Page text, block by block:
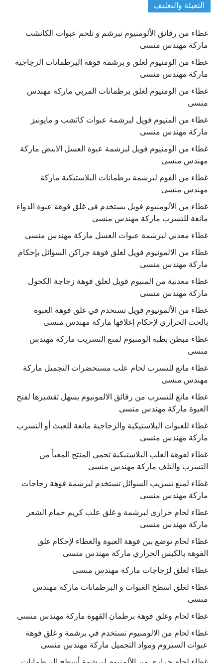
التعبئة والتغليف
غطاء من رقائق الألومنيوم تبرشم و تلحم عبوات الكاتشب
ماركة مهندس منسى
غطاء من الومنيوم لغلق و برشمة فوهة البرطمانات الزجاجية
ماركة مهندس منسى
غطاء من الومنيوم لغلق برطمانات المربي ماركة مهندس
منسى
غطاء من المنيوم فويل لبرشمة عبوات كاتشب و مايونيز
ماركة مهندس منسى
غطاء من الومنيوم فويل لبرشمة عبوة العسل الابيض ماركة
مهندس منسى
غطاء من الفوم لبرشمة برطمانات البلاستيكية ماركة
مهندس منسى
غطاء من الألومنيوم فويل يستخدم في غلق فوهة عبوة الدواء
مانعة للتسرب ماركة مهندس منسى
غطاء معدني لبرشمة عبوات العسل ماركة مهندس منسى
غطاء من الالمونيوم فويل لغلق فوهة جراكن السوائل بإحكام
ماركة مهندس منسى
غطاء معدنية من المنيوم فويل لغلق فوهة زجاجة الكحول
ماركة مهندس منسى
غطاء من الألمونيوم فويل تستخدم في غلق فوهة العبوة
بالحث الحراري لإحكام إغلاقها ماركة مهندس منسى
غطاء مبطن بطبة الومنيوم لمنع التسريب ماركة مهندس
منسى
غطاء مانع للتسرب لحام علب مستحضرات التجميل ماركة
مهندس منسى
غطاء مانع للتسرب من رقائق الالمونيوم يسهل تقشيرها لفتح
العبوة ماركة مهندس منسى
غطاء للعبوات البلاستيكية والزجاجية مانعة للعبث أو التسرب
ماركة مهندس منسى
غطاء لفوهة العلب البلاستيكية تحمي المنتج المعبأ من
التسرب والتلف ماركة مهندس منسى
غطاء لمنع تسريب السوائل تستخدم لبرشمة فوهة زجاجات
ماركة مهندس منسى
غطاء لحام حرارى لبرشمة و غلق علب كريم حمام الشعر
ماركة مهندس منسى
غطاء لحام توضع بين فوهة العبوة والغطاء لإحكام غلق
الفوهة بالكبس الحراري ماركة مهندس منسى
غطاء لغلق لزجاجات ماركة مهندس منسى
غطاء لغلق اسطح العبوات و البرطمانات ماركة مهندس
منسى
غطاء لحام وغلق فوهة برطمان القهوة ماركة مهندس منسى
غطاء لحام من الالومنيوم تستخدم في برشمة و غلق فوهة
عبوات السيروم ومواد التجميل ماركة مهندس منسى